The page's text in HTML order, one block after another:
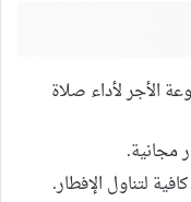
الأجر لأداء صلاة
مجانية.
لتناول الإفطار.